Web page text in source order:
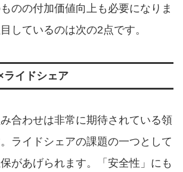
のの付加価値向上も必要になりま
しているのは次の2点です。
ライドシェア
合わせは非常に期待されている領
ライドシェアの課題の一つとして
保があげられます。「安全性」にも